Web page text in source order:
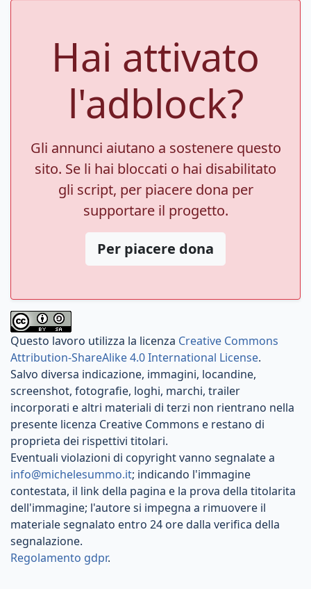
Hai attivato
l'adblock?
Gli annunci aiutano a sostenere questo
sito. Se li hai bloccati o hai disabilitato
gli script, per piacere dona per
supportare il progetto.
Per piacere dona
Questo lavoro utilizza la licenza Creative Commons
Attribution-ShareAlike 4.0 International License.
Salvo diversa indicazione, immagini, locandine,
screenshot, fotografie, loghi, marchi, trailer
incorporati e altri materiali di terzi non rientrano nella
presente licenza Creative Commons e restano di
proprieta dei rispettivi titolari.
Eventuali violazioni di copyright vanno segnalate a
info@michelesummo.it; indicando l'immagine
contestata, il link della pagina e la prova della titolarita
dell'immagine; l'autore si impegna a rimuovere il
materiale segnalato entro 24 ore dalla verifica della
segnalazione.
Regolamento gdpr.